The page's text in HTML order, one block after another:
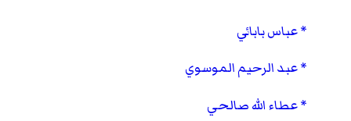
عباس بابائي
عبد الرحيم الموسوي
عطاء الله صالحي